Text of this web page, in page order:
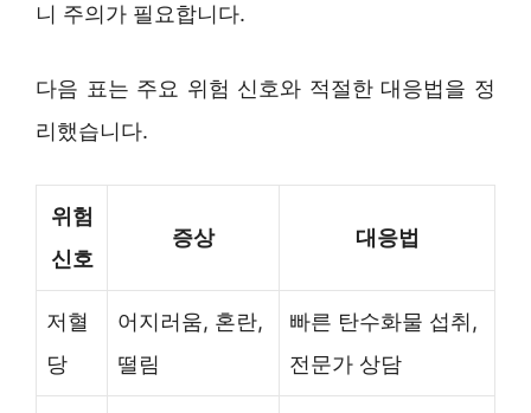
니 주의가 필요합니다.
다음 표는 주요 위험 신호와 적절한 대응법을 정
리했습니다.
위험
신호
증상 대응법
저혈
당
어지러움, 혼란,
떨림
빠른 탄수화물 섭취,
전문가 상담